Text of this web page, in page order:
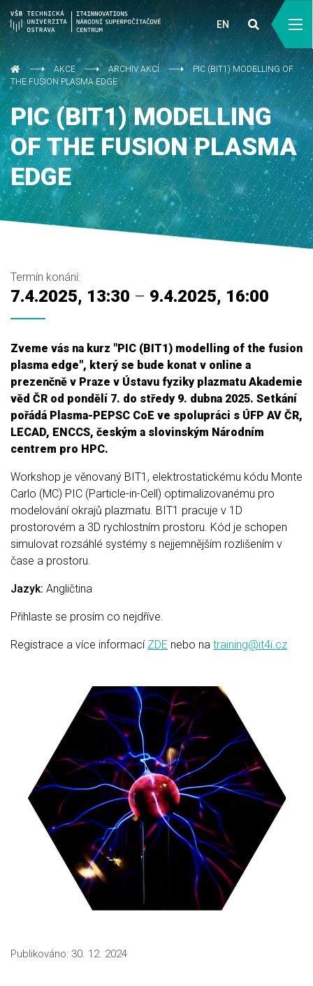
EN
AKCE ARCHIV AKCÍ
PIC (BIT1) MODELLING OF
THE FUSION PLASMA EDGE
PIC (BIT1) MODELLING
OF THE FUSION PLASMA
EDGE
Termín konání:
7.4.2025, 13:30 – 9.4.2025, 16:00
Zveme vás na kurz "PIC (BIT1) modelling of the fusion
plasma edge", který se bude konat v online a
prezenčně v Praze v Ústavu fyziky plazmatu Akademie
věd ČR od pondělí 7. do středy 9. dubna 2025. Setkání
pořádá Plasma-PEPSC CoE ve spolupráci s ÚFP AV ČR,
LECAD, ENCCS, českým a slovinským Národním
centrem pro HPC.
Workshop je věnovaný BIT1, elektrostatickému kódu Monte
Carlo (MC) PIC (Particle-in-Cell) optimalizovanému pro
modelování okrajů plazmatu. BIT1 pracuje v 1D
prostorovém a 3D rychlostním prostoru. Kód je schopen
simulovat rozsáhlé systémy s nejjemnějším rozlišením v
čase a prostoru.
Jazyk: Angličtina
Přihlaste se prosím co nejdříve.
Registrace a více informací ZDE nebo na training@it4i.cz
Publikováno: 30. 12. 2024